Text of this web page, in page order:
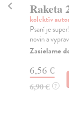
Raketa
kolektív
Psaní je
novin a
Zasielame
6,56 €
6,90 € ?